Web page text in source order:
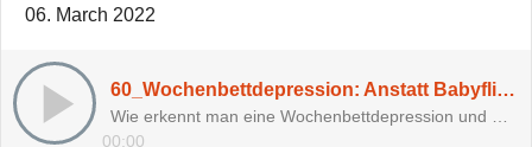
06. March 2022
60_Wochenbettdepression: Anstatt Babyflitterwochen kommt Babyblues
00:00